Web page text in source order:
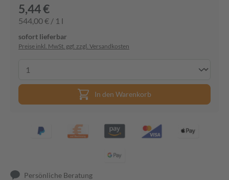
5,44 €
544,00 € / 1 l
sofort lieferbar
Preise inkl. MwSt. ggf. zzgl. Versandkosten
In den Warenkorb
Persönliche Beratung